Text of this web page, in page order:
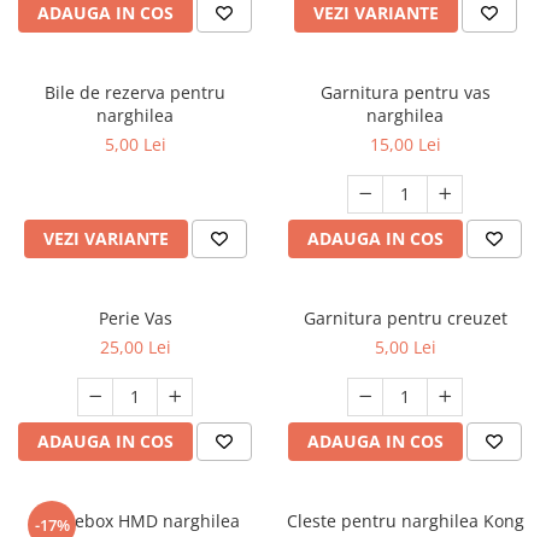
ADAUGA IN COS VEZI VARIANTE
Bile de rezerva pentru
narghilea
5,00 Lei
VEZI VARIANTE
Garnitura pentru vas
narghilea
15,00 Lei
ADAUGA IN COS
Perie Vas
25,00 Lei
ADAUGA IN COS
Garnitura pentru creuzet
5,00 Lei
ADAUGA IN COS
-17%
Smokebox HMD narghilea
Cleste pentru narghilea Kong